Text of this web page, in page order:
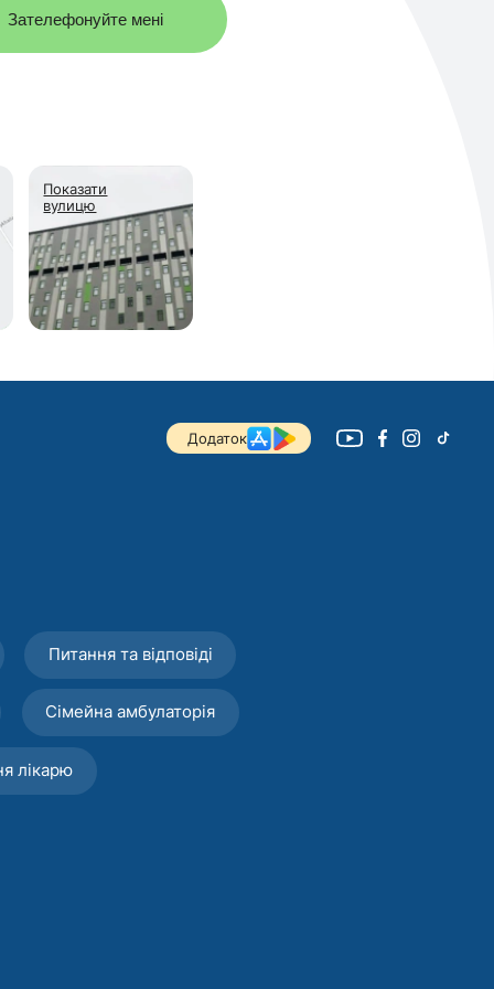
Зателефонуйте мені
Показати
вулицю
Додаток
Питання та відповіді
Сімейна амбулаторія
лікарю